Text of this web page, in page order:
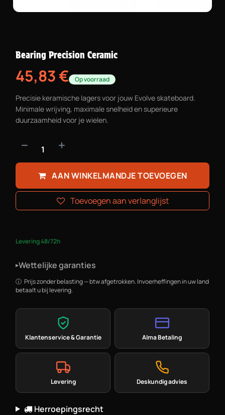
Bearing Precision Ceramic
45,83€ Op voorraad
Precisie keramische lagers voor jouw Evolve skateboard.
Minimale wrijving, maximale snelheid en superieure
duurzaamheid voor je wielen.
AAN WINKELMANDJE TOEVOEGEN
Toevoegen aan verlanglijst
Levering 48/72h
▸Wettelijke garanties
Prijs zonder belasting — btw afgetrokken. Invoerheffingen in uw land
betaalt u bij levering.
Klantenservice & Garantie Alma Betaling
Levering Deskundig advies
Herroepingsrecht